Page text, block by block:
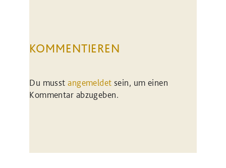
KOMMENTIEREN
Du musstangemeldet sein, um einen
Kommentar abzugeben.